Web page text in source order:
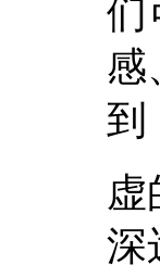
们
感
到
虚
深